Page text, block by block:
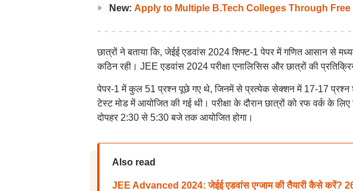
New: Apply to Multiple B.Tech Colleges Through
छात्रों ने बताया कि, जेईई एडवांस 2024 शिफ्ट-1 पेपर में गणित आसान से
कठिन रही। JEE एडवांस 2024 परीक्षा एनालिसिस और छात्रों की
पेपर-1 में कुल 51 प्रश्न पूछे गए थे, जिनमें से प्रत्येक सेक्शन में 17-17 प्रश्न
टेस्ट मोड में आयोजित की गई थी। परीक्षा के दौरान छात्रों को रफ वर्क के
दोपहर 2:30 से 5:30 बजे तक आयोजित होगा।
Also read
JEE Advanced 2024: जेईई एडवांस एग्जाम की तैयारी कैसे करें? 26